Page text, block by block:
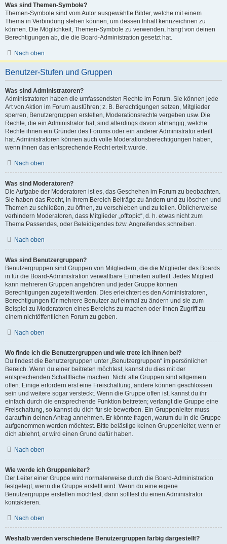
Was sind Themen-Symbole?
Themen-Symbole sind vom Autor ausgewählte Bilder, welche mit einem
Thema in Verbindung stehen können, um dessen Inhalt kennzeichnen zu
können. Die Möglichkeit, Themen-Symbole zu verwenden, hängt von deinen
Berechtigungen ab, die die Board-Administration gesetzt hat.
Nach oben
Benutzer-Stufen und Gruppen
Was sind Administratoren?
Administratoren haben die umfassendsten Rechte im Forum. Sie können jede
Art von Aktion im Forum ausführen; z. B. Berechtigungen setzen, Mitglieder
sperren, Benutzergruppen erstellen, Moderationsrechte vergeben usw. Die
Rechte, die ein Administrator hat, sind allerdings davon abhängig, welche
Rechte ihnen ein Gründer des Forums oder ein anderer Administrator erteilt
hat. Administratoren können auch volle Moderationsberechtigungen haben,
wenn ihnen das entsprechende Recht erteilt wurde.
Nach oben
Was sind Moderatoren?
Die Aufgabe der Moderatoren ist es, das Geschehen im Forum zu beobachten.
Sie haben das Recht, in ihrem Bereich Beiträge zu ändern und zu löschen und
Themen zu schließen, zu öffnen, zu verschieben und zu teilen. Üblicherweise
verhindern Moderatoren, dass Mitglieder „offtopic“, d. h. etwas nicht zum
Thema Passendes, oder Beleidigendes bzw. Angreifendes schreiben.
Nach oben
Was sind Benutzergruppen?
Benutzergruppen sind Gruppen von Mitgliedern, die die Mitglieder des Boards
in für die Board-Administration verwaltbare Einheiten aufteilt. Jedes Mitglied
kann mehreren Gruppen angehören und jeder Gruppe können
Berechtigungen zugeteilt werden. Dies erleichtert es den Administratoren,
Berechtigungen für mehrere Benutzer auf einmal zu ändern und sie zum
Beispiel zu Moderatoren eines Bereichs zu machen oder ihnen Zugriff zu
einem nichtöffentlichen Forum zu geben.
Nach oben
Wo finde ich die Benutzergruppen und wie trete ich ihnen bei?
Du findest die Benutzergruppen unter „Benutzergruppen“ im persönlichen
Bereich. Wenn du einer beitreten möchtest, kannst du dies mit der
entsprechenden Schaltfläche machen. Nicht alle Gruppen sind allgemein
offen. Einige erfordern erst eine Freischaltung, andere können geschlossen
sein und weitere sogar versteckt. Wenn die Gruppe offen ist, kannst du ihr
einfach durch die entsprechende Funktion beitreten; verlangt die Gruppe eine
Freischaltung, so kannst du dich für sie bewerben. Ein Gruppenleiter muss
daraufhin deinen Antrag annehmen. Er könnte fragen, warum du in die Gruppe
aufgenommen werden möchtest. Bitte belästige keinen Gruppenleiter, wenn er
dich ablehnt, er wird einen Grund dafür haben.
Nach oben
Wie werde ich Gruppenleiter?
Der Leiter einer Gruppe wird normalerweise durch die Board-Administration
festgelegt, wenn die Gruppe erstellt wird. Wenn du eine eigene
Benutzergruppe erstellen möchtest, dann solltest du einen Administrator
kontaktieren.
Nach oben
Weshalb werden verschiedene Benutzergruppen farbig dargestellt?